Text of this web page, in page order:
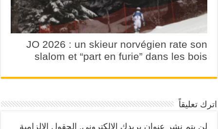
JO 2026 : un skieur norvégien rate son
slalom et “part en furie” dans les bois
اترك تعليقاً
لن يتم نشر عنوان بريدك الإلكتروني. الحقول الإلزامية